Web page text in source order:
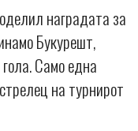
наградата за
Букурешт,
Само една
на турнирот